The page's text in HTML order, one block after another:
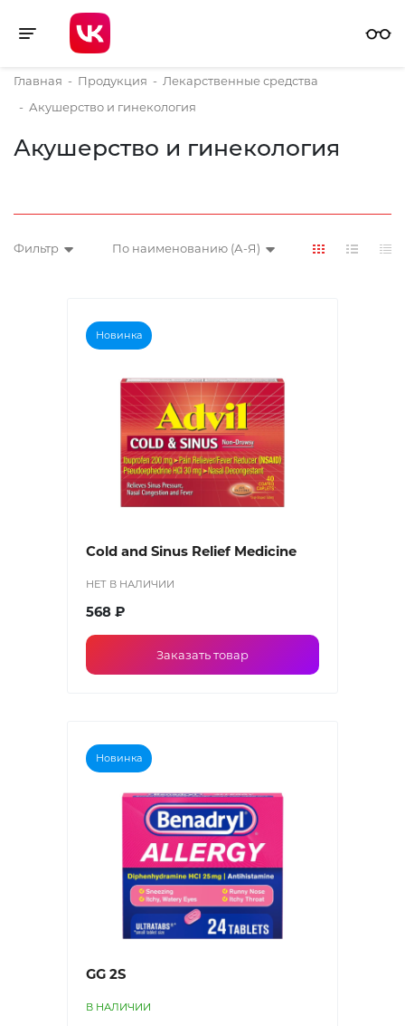
Toggle navigation
Главная - Продукция - Лекарственные средства
- Акушерство и гинекология
Акушерство и гинекология
Фильтр По наименованию (А-Я)
Новинка
Cold and Sinus Relief Medicine
НЕТ В НАЛИЧИИ
568 ₽
Заказать товар
Новинка
GG 2S
В НАЛИЧИИ